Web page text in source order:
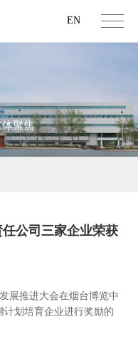
EN
体聚焦
公司三家企业荣获
展推进大会在烟台博览中
划培育企业进行奖励的